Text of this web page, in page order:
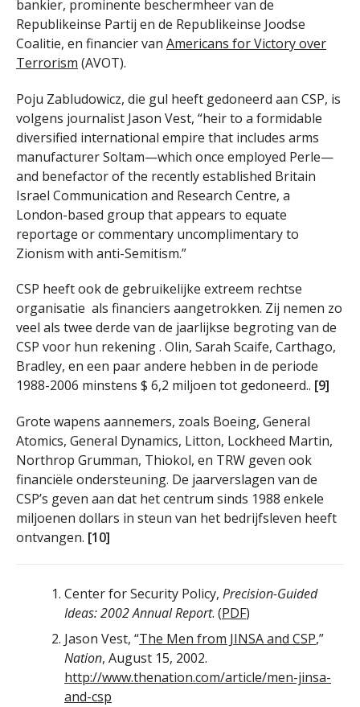
bankier, prominente beschermheer van de
Republikeinse Partij en de Republikeinse Joodse
Coalitie, en financier van Americans for Victory over
Terrorism (AVOT).
Poju Zabludowicz, die gul heeft gedoneerd aan CSP, is
volgens journalist Jason Vest, “heir to a formidable
diversified international empire that includes arms
manufacturer Soltam—which once employed Perle—
and benefactor of the recently established Britain
Israel Communication and Research Centre, a
London-based group that appears to equate
reportage or commentary uncomplimentary to
Zionism with anti-Semitism.”
CSP heeft ook de gebruikelijke extreem rechtse
organisatie als financiers aangetrokken. Zij nemen zo
veel als twee derde van de jaarlijkse begroting van de
CSP voor hun rekening . Olin, Sarah Scaife, Carthago,
Bradley, en een paar andere hebben in de periode
1988-2006 minstens $ 6,2 miljoen tot gedoneerd.. [9]
Grote wapens aannemers, zoals Boeing, General
Atomics, General Dynamics, Litton, Lockheed Martin,
Northrop Grumman, Thiokol, en TRW geven ook
financiële ondersteuning. De jaarverslagen van de
CSP’s geven aan dat het centrum sinds 1988 enkele
miljoenen dollars in steun van het bedrijfsleven heeft
ontvangen. [10]
Center for Security Policy, Precision-Guided
Ideas: 2002 Annual Report. (PDF)
Jason Vest, “The Men from JINSA and CSP,”
Nation, August 15, 2002.
http://www.thenation.com/article/men-jinsa-
and-csp